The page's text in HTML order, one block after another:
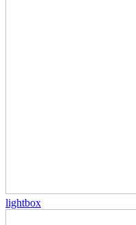
lightbox